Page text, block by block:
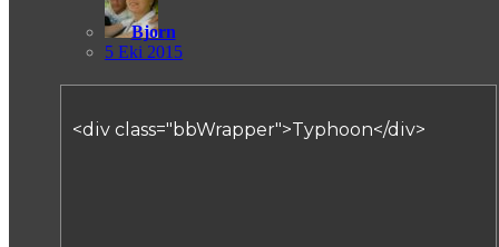
Bjorn
5 Eki 2015
<div class="bbWrapper">Typhoon</div>